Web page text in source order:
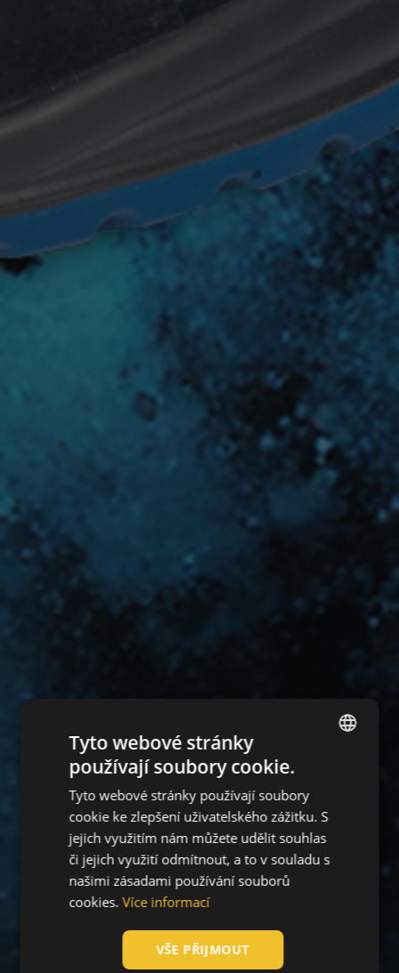
ENGLISH
CZECH
HUNGARIAN
SLOVAK
ROMANIAN
Tyto webové stránky
používají soubory cookie.
Tyto webové stránky používají soubory
cookie ke zlepšení uživatelského zážitku. S
jejich využitím nám můžete udělit souhlas
či jejich využití odmítnout, a to v souladu s
našimi zásadami používání souborů
cookies. Více informací
VŠE PŘIJMOUT